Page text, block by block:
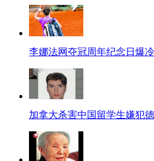
李娜法网夺冠周年纪念日爆
加拿大杀害中国留学生嫌犯